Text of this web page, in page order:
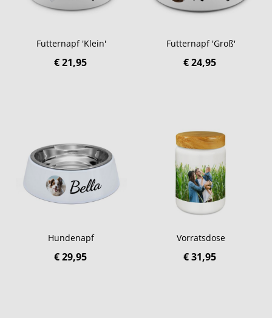
Futternapf 'Klein'
€ 21,95
Futternapf 'Groß'
€ 24,95
Hundenapf
€ 29,95
Vorratsdose
€ 31,95